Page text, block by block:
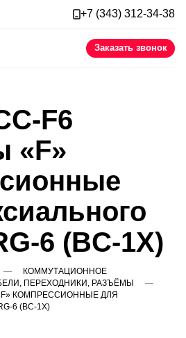
+7 (343) 312-34-38
Заказать звонок
F6
«F»
6 (BC-1X)
КОММУТАЦИОННОЕ
ПЕРЕХОДНИКИ, РАЗЪЁМЫ
КОМПРЕССИОННЫЕ ДЛЯ
6 (BC-1X)